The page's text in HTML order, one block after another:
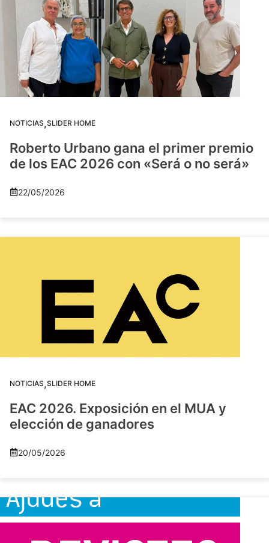
NOTICIAS,SLIDER HOME
Roberto Urbano gana el primer premio
de los EAC 2026 con «Será o no será»
22/05/2026
NOTICIAS,SLIDER HOME
EAC 2026. Exposición en el MUA y
elección de ganadores
20/05/2026